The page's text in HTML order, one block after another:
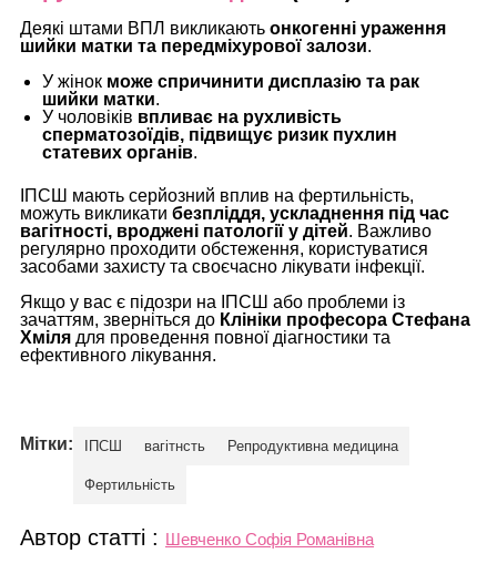
Деякі штами ВПЛ викликають онкогенні ураження
шийки матки та передміхурової залози.
У жінок може спричинити дисплазію та рак
шийки матки.
У чоловіків впливає на рухливість
сперматозоїдів, підвищує ризик пухлин
статевих органів.
ІПСШ мають серйозний вплив на фертильність,
можуть викликати безпліддя, ускладнення під час
вагітності, вроджені патології у дітей. Важливо
регулярно проходити обстеження, користуватися
засобами захисту та своєчасно лікувати інфекції.
Якщо у вас є підозри на ІПСШ або проблеми із
зачаттям, зверніться до Клініки професора Стефана
Хміля для проведення повної діагностики та
ефективного лікування.
Мітки: ІПСШ вагітнсть Репродуктивна медицина
Фертильність
Автор статті : Шевченко Софія Романівна